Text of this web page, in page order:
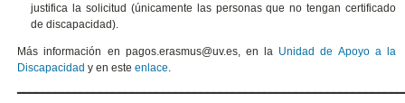
justifica la solicitud (únicamente las personas que no tengan certificado
de discapacidad).
Más información en pagos.erasmus@uv.es, en la Unidad de Apoyo a la
Discapacidad y en esteenlace.